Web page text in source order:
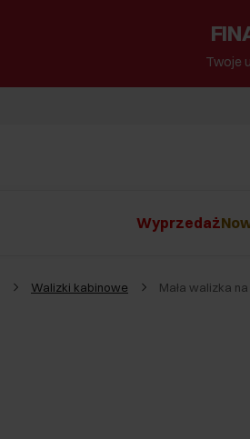
Twoje
Wyprzedaż
Walizki kabinowe Mała walizka